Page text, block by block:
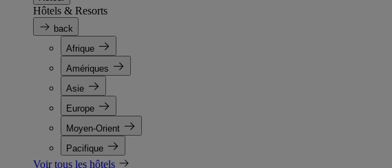
Hôtels & Resorts
back
Afrique
Amériques
Asie
Europe
Moyen-Orient
Pacifique
Voir tous les hôtels